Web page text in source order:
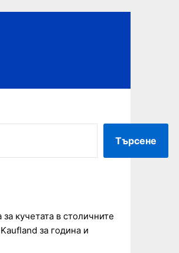
Търсене
за кучетата в столичните
за година и